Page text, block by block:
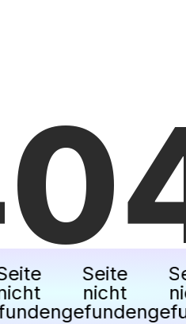
Seite
nicht
gefunden